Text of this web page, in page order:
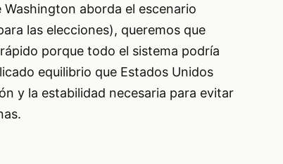
aborda el escenario
las elecciones), queremos que
porque todo el sistema podría
equilibrio que Estados Unidos
y la estabilidad necesaria para evitar